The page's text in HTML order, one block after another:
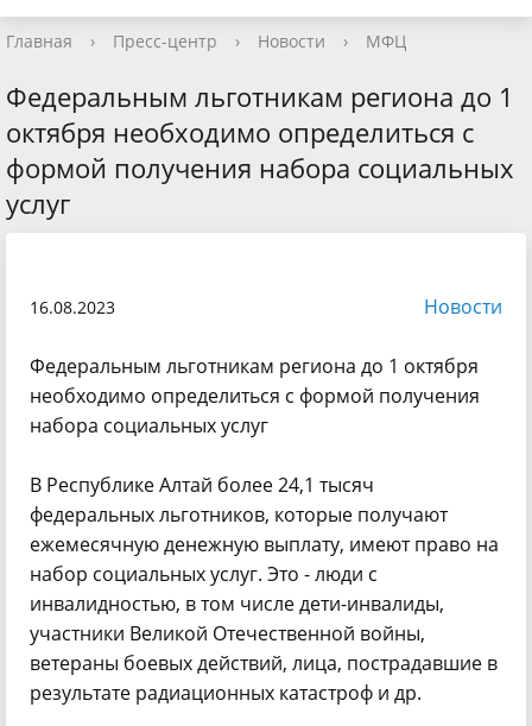
Главная › Пресс-центр › Новости › МФЦ
Федеральным льготникам региона до 1
октября необходимо определиться с
формой получения набора социальных
услуг
16.08.2023 Новости
Федеральным льготникам региона до 1 октября
необходимо определиться с формой получения
набора социальных услуг
В Республике Алтай более 24,1 тысяч
федеральных льготников, которые получают
ежемесячную денежную выплату, имеют право на
набор социальных услуг. Это - люди с
инвалидностью, в том числе дети-инвалиды,
участники Великой Отечественной войны,
ветераны боевых действий, лица, пострадавшие в
результате радиационных катастроф и др.